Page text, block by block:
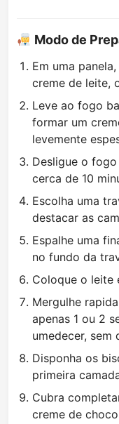
Modo de
Em uma
creme de leite,
Leve ao fogo
formar um
levemente
Desligue o
cerca de 10
Escolha uma
destacar as
Espalhe uma
no fundo da
Coloque o leite
Mergulhe
apenas 1 ou 2
umedecer,
Disponha os
primeira
Cubra
creme de